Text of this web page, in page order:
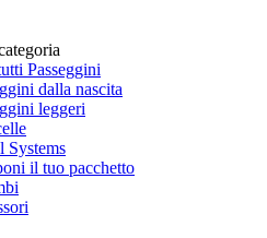
Passeggini
dalla nascita
leggeri
Systems
il tuo pacchetto